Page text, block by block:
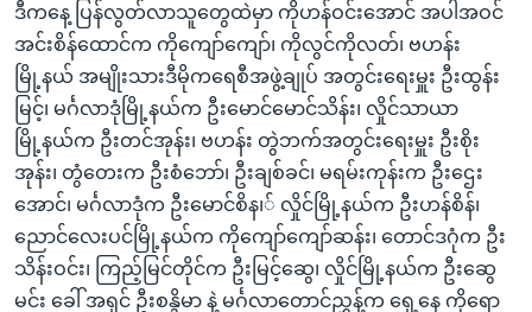
ဒီကနေ့ ပြန်လွတ်လာသူတွေထဲမှာ ကိုဟန်ဝင်းအောင် အပါအဝင်
အင်းစိန်ထောင်က ကိုကျော်ကျော်၊ ကိုလွင်ကိုလတ်၊ ဗဟန်း
မြို့နယ် အမျိုးသားဒီမိုကရေစီအဖွဲ့ချုပ် အတွင်းရေးမှူး ဦးထွန်း
မြင့်၊ မင်္ဂလာဒုံမြို့နယ်က ဦးမောင်မောင်သိန်း၊ လှိုင်သာယာ
မြို့နယ်က ဦးတင်အုန်း၊ ဗဟန်း တွဲဘက်အတွင်းရေးမှူး ဦးစိုး
အုန်း၊ တွံတေးက ဦးစံဘော်၊ ဦးချစ်ခင်၊ မရမ်းကုန်းက ဦးဌေး
အောင်၊ မင်္ဂလာဒုံက ဦးမောင်စိန၊် လှိုင်မြို့နယ်က ဦးဟန်စိန်၊
ညောင်လေးပင်မြို့နယ်က ကိုကျော်ကျော်ဆန်း၊ တောင်ဒဂုံက ဦး
သိန်းဝင်း၊ ကြည့်မြင်တိုင်က ဦးမြင့်ဆွေ၊ လှိုင်မြို့နယ်က ဦးဆွေ
မင်း ခေါ် အရှင် ဦးစန္ဒိမာ နဲ့ မင်္ဂလာတောင်ညွှန့်က ရှေ့နေ ကိုရော